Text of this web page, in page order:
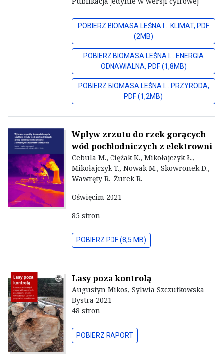
POBIERZ BIOMASA LEŚNA I... KLIMAT, PDF
(2MB)
POBIERZ BIOMASA LEŚNA I... ENERGIA
ODNAWIALNA, PDF (1,8MB)
POBIERZ BIOMASA LEŚNA I... PRZYRODA,
PDF (1,2MB)
Wpływ zrzutu do rzek gorących
wód pochłodniczych z elektrowni
Cebula M., Ciężak K., Mikołajczyk Ł.,
Mikołajczyk T., Nowak M., Skowronek D.,
Wawręty R., Żurek R.
Oświęcim 2021
85 stron
POBIERZ PDF (8,5 MB)
Lasy poza kontrolą
Augustyn Mikos, Sylwia Szczutkowska
Bystra 2021
48 stron
POBIERZ RAPORT